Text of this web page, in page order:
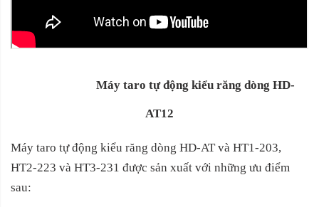
Máy taro tự động kiểu răng dòng HD-
AT12
Máy taro tự động kiểu răng dòng HD-AT và HT1-203,
HT2-223 và HT3-231 được sản xuất với những ưu điểm
sau: